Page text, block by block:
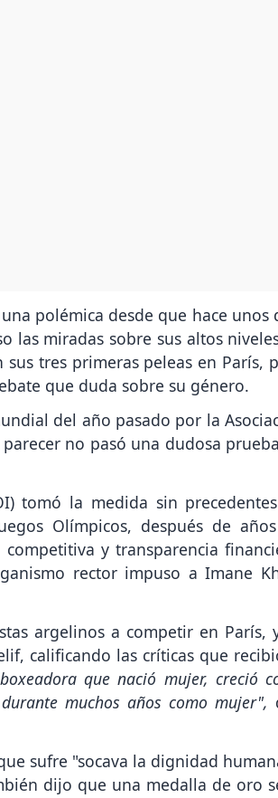
polémica desde que hace unos
las miradas sobre sus altos
tres primeras peleas en París,
que duda sobre su género.
del año pasado por la
no pasó una dudosa
tomó la medida sin
Olímpicos, después de
y transparencia
rector impuso a Imane
argelinos a competir en París,
calificando las críticas que
que nació mujer, creció
muchos años como mujer",
sufre "socava la dignidad
dijo que una medalla de oro